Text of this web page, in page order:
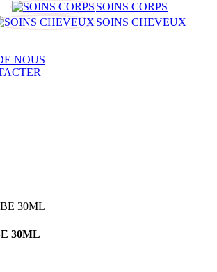
SOINS CORPS
SOINS CHEVEUX
NOUS
30ML